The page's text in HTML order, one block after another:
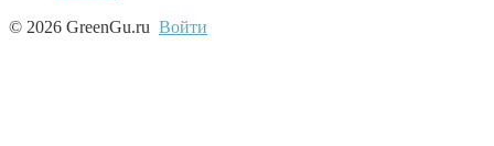
© 2026 GreenGu.ru Войти